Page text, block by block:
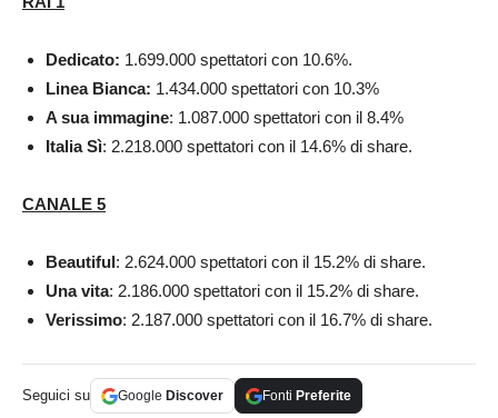
Dedicato: 1.699.000 spettatori con 10.6%.
Linea Bianca: 1.434.000 spettatori con 10.3%
A sua immagine: 1.087.000 spettatori con il 8.4%
Italia Sì: 2.218.000 spettatori con il 14.6% di share.
CANALE 5
Beautiful: 2.624.000 spettatori con il 15.2% di share.
Una vita: 2.186.000 spettatori con il 15.2% di share.
Verissimo: 2.187.000 spettatori con il 16.7% di share.
Seguici su Google Discover Fonti Preferite